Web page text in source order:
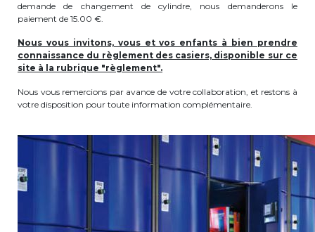
BE30 3100 2003 2711
Cantine
+32 (0)2 374 76 75
BE10 3100 9205 4504
demande de changement de cylindre, nous demanderons le
paiement de 15.00 €.
Nous vous invitons, vous et vos enfants à bien prendre
connaissance du règlement des casiers, disponible sur ce
site à la rubrique "règlement".
Nous vous remercions par avance de votre collaboration, et restons à
votre disposition pour toute information complémentaire.